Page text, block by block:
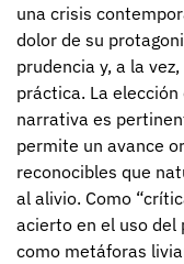
una crisis
dolor de su
prudencia y, a la
práctica. La
narrativa es
permite un avance
reconocibles que
al alivio. Como
acierto en el uso del
como metáforas